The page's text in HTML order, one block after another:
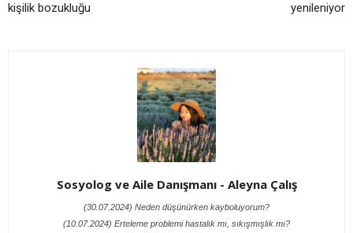
kişilik bozukluğu
yenileniyor
Sosyolog ve Aile Danışmanı - Aleyna Çalış
(30.07.2024) Neden düşünürken kayboluyorum?
(10.07.2024) Erteleme problemi hastalık mı, sıkışmışlık mı?